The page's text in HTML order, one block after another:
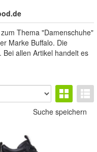
Thema "Damenschuhe"
Marke Buffalo. Die
allen Artikel handelt es
Suche speichern